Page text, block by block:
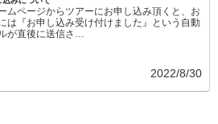
ムページからツアーにお申し込み頂くと、お
は『お申し込み受け付けました』という自動
が直後に送信さ…
2022/8/30